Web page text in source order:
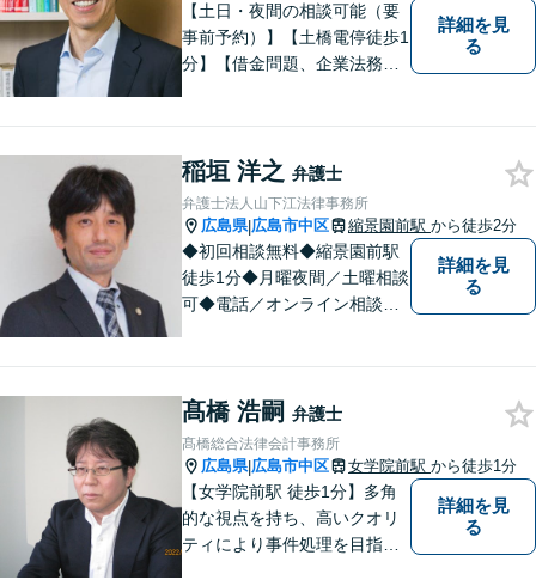
【土日・夜間の相談可能（要
事前予約）】【土橋電停徒歩1
分】【借金問題、企業法務、
件を多く取り扱っておりま
す。お気軽に問い合わせくだ
さい。
詳細を見
る
稲垣 洋之 弁護士
弁護士法人山下江法律事務所
広島県|広島市中区 縮景園前駅 から徒歩2分
◆初回相談無料◆縮景園前駅
徒歩1分◆月曜夜間／土曜相談
可◆電話／オンライン相談可
遺言など民事・家事事件全般
など
詳細を見
る
髙橋 浩嗣 弁護士
髙橋総合法律会計事務所
広島県|広島市中区 女学院前駅 から徒歩1分
【女学院前駅 徒歩1分】多角
的な視点を持ち、高いクオリ
ティにより事件処理を目指し
詳細を見
る